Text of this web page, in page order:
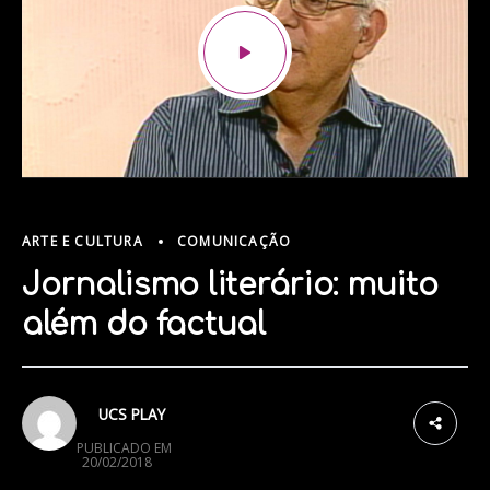
ARTE E CULTURA COMUNICAÇÃO
Jornalismo literário: muito
além do factual
UCS PLAY
PUBLICADO EM
20/02/2018